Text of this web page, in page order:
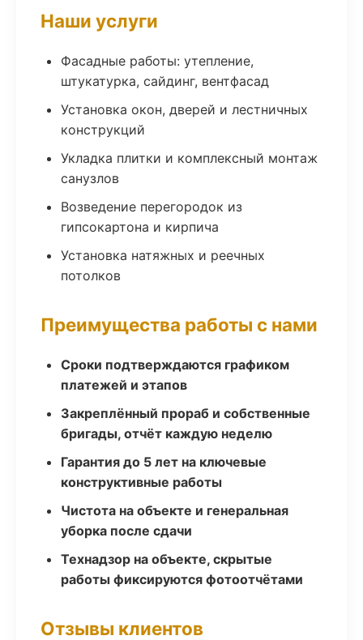
Наши услуги
Фасадные работы: утепление,
штукатурка, сайдинг, вентфасад
Установка окон, дверей и лестничных
конструкций
Укладка плитки и комплексный монтаж
санузлов
Возведение перегородок из
гипсокартона и кирпича
Установка натяжных и реечных
потолков
Преимущества работы с нами
Сроки подтверждаются графиком
платежей и этапов
Закреплённый прораб и собственные
бригады, отчёт каждую неделю
Гарантия до 5 лет на ключевые
конструктивные работы
Чистота на объекте и генеральная
уборка после сдачи
Технадзор на объекте, скрытые
работы фиксируются фотоотчётами
Отзывы клиентов